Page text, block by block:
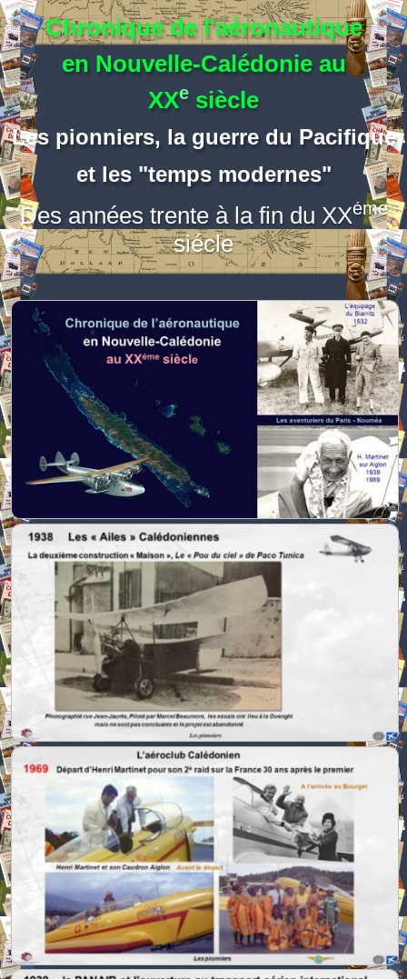
Chronique de l'aéronautique
en Nouvelle-Calédonie au
XXe siècle
Les pionniers, la guerre du Pacifique
et les "temps modernes"
Des années trente à la fin du XXéme
siécle